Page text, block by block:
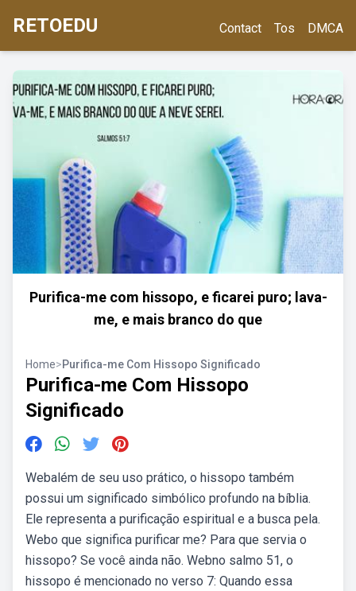
RETOEDU Contact Tos DMCA
Purifica-me com hissopo, e ficarei puro; lava-
me, e mais branco do que
Home>Purifica-me Com Hissopo Significado
Purifica-me Com Hissopo
Significado
Webalém de seu uso prático, o hissopo também
possui um significado simbólico profundo na bíblia.
Ele representa a purificação espiritual e a busca pela.
Webo que significa purificar me? Para que servia o
hissopo? Se você ainda não. Webno salmo 51, o
hissopo é mencionado no verso 7: Quando essa